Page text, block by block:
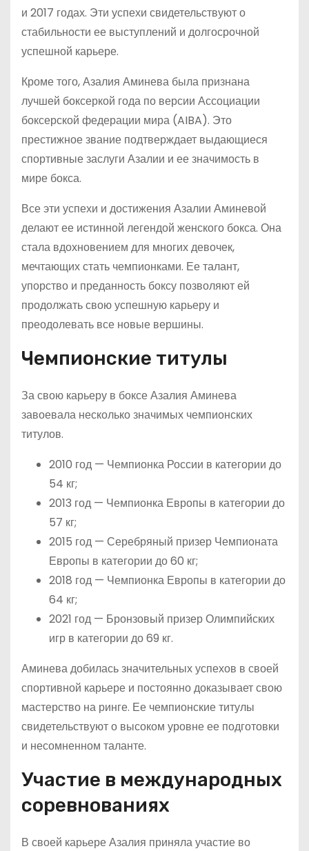
и 2017 годах. Эти успехи свидетельствуют о
стабильности ее выступлений и долгосрочной
успешной карьере.
Кроме того, Азалия Аминева была признана
лучшей боксеркой года по версии Ассоциации
боксерской федерации мира (AIBA). Это
престижное звание подтверждает выдающиеся
спортивные заслуги Азалии и ее значимость в
мире бокса.
Все эти успехи и достижения Азалии Аминевой
делают ее истинной легендой женского бокса. Она
стала вдохновением для многих девочек,
мечтающих стать чемпионками. Ее талант,
упорство и преданность боксу позволяют ей
продолжать свою успешную карьеру и
преодолевать все новые вершины.
Чемпионские титулы
За свою карьеру в боксе Азалия Аминева
завоевала несколько значимых чемпионских
титулов.
2010 год — Чемпионка России в категории до
54 кг;
2013 год — Чемпионка Европы в категории до
57 кг;
2015 год — Серебряный призер Чемпионата
Европы в категории до 60 кг;
2018 год — Чемпионка Европы в категории до
64 кг;
2021 год — Бронзовый призер Олимпийских
игр в категории до 69 кг.
Аминева добилась значительных успехов в своей
спортивной карьере и постоянно доказывает свою
мастерство на ринге. Ее чемпионские титулы
свидетельствуют о высоком уровне ее подготовки
и несомненном таланте.
Участие в международных
соревнованиях
В своей карьере Азалия приняла участие во